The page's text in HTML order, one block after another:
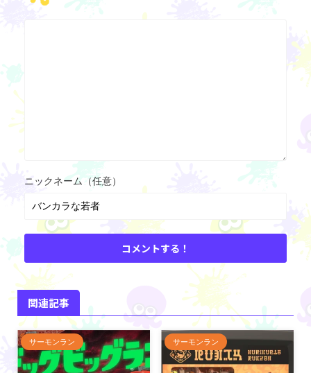
ニックネーム（任意）
関連記事
サーモンラン サーモンラン